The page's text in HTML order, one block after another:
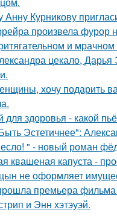
Анну Курникову
произвела фурор
и мрачном
цекало,
хочу подарить
здоровья - какой
Эстетичнее":
" - новый роман
квашеная капуста -
не оформляет
премьера фильма
и Энн хэтэуэй.